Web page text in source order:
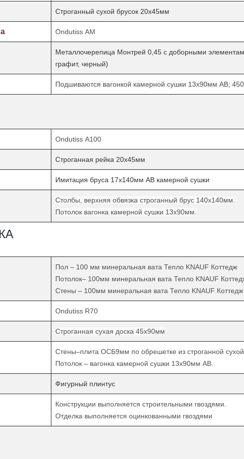
Строганный сухой брусок 20х45мм
Ondutiss АМ
Металлочерепица Монтрей 0,45 с доборными
графит, черный)
Подшиваются вагонкой камерной сушки 13х90мм АВ;
Ondutiss А100
Строганная рейка 20х45мм
Имитация бруса 17х140мм АВ камерной сушки
Столбы, верхняя обвязка строганный брус 140х140мм.
Потолок вагонка камерной сушки 13х90мм.
Пол – 100 мм минеральная вата Тепло KNAUF Коттедж
Потолок– 100мм минеральная вата Тепло KNAUF
Стены – 100мм минеральная вата Тепло KNAUF Коттедж
Ondutiss R70
Строганная сухая доска 45х90мм
Стены–плита ОСБ9мм по обрешетке из строганной
Потолок – вагонка камерной сушки 13х90мм АВ.
Фигурный плинтус
Конструкции выполняетсястроительными гвоздями.
Отделка выполняется оцинкованными гвоздями